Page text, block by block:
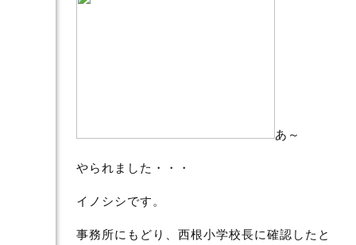
あ～
やられました・・・
イノシシです。
事務所にもどり、西根小学校長に確認したと